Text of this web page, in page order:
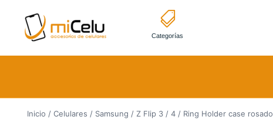
Categorías
Inicio / Celulares / Samsung / Z Flip 3 / 4 / Ring Holder case rosado